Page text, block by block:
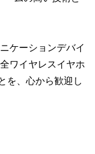
ケーションデバイ
ワイヤレスイヤホ
を、心から歓迎し